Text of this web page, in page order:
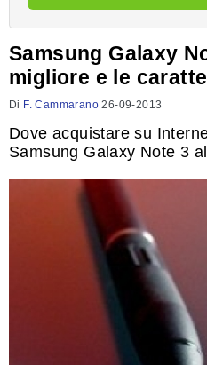
Samsung Galaxy
migliore e le
Di F. Cammarano 26-09-2013
Dove acquistare su
Samsung Galaxy Note 3